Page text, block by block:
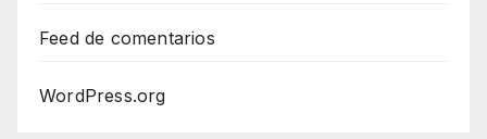
Feed de comentarios
WordPress.org